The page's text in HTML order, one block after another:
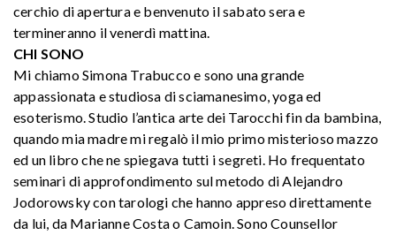
cerchio di apertura e benvenuto il sabato sera e
termineranno il venerdì mattina.
CHI SONO
Mi chiamo Simona Trabucco e sono una grande
appassionata e studiosa di sciamanesimo, yoga ed
esoterismo. Studio l’antica arte dei Tarocchi fin da bambina,
quando mia madre mi regalò il mio primo misterioso mazzo
ed un libro che ne spiegava tutti i segreti. Ho frequentato
seminari di approfondimento sul metodo di Alejandro
Jodorowsky con tarologi che hanno appreso direttamente
da lui, da Marianne Costa o Camoin. Sono Counsellor